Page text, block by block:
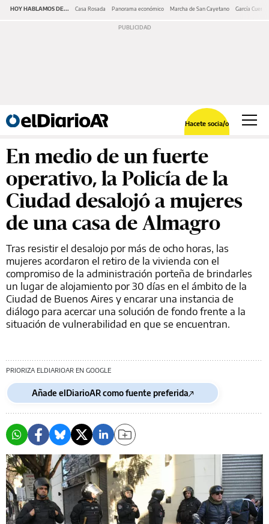
HOY HABLAMOS DE... Casa Rosada Panorama económico Marcha de San Cayetano García Cuerva
Hacete socia/o
En medio de un fuerte
operativo, la Policía de la
Ciudad desalojó a mujeres
de una casa de Almagro
Tras resistir el desalojo por más de ocho horas, las
mujeres acordaron el retiro de la vivienda con el
compromiso de la administración porteña de brindarles
un lugar de alojamiento por 30 días en el ámbito de la
Ciudad de Buenos Aires y encarar una instancia de
diálogo para acercar una solución de fondo frente a la
situación de vulnerabilidad en que se encuentran.
PRIORIZA ELDIARIOAR EN GOOGLE
Añade elDiarioAR como fuente preferida